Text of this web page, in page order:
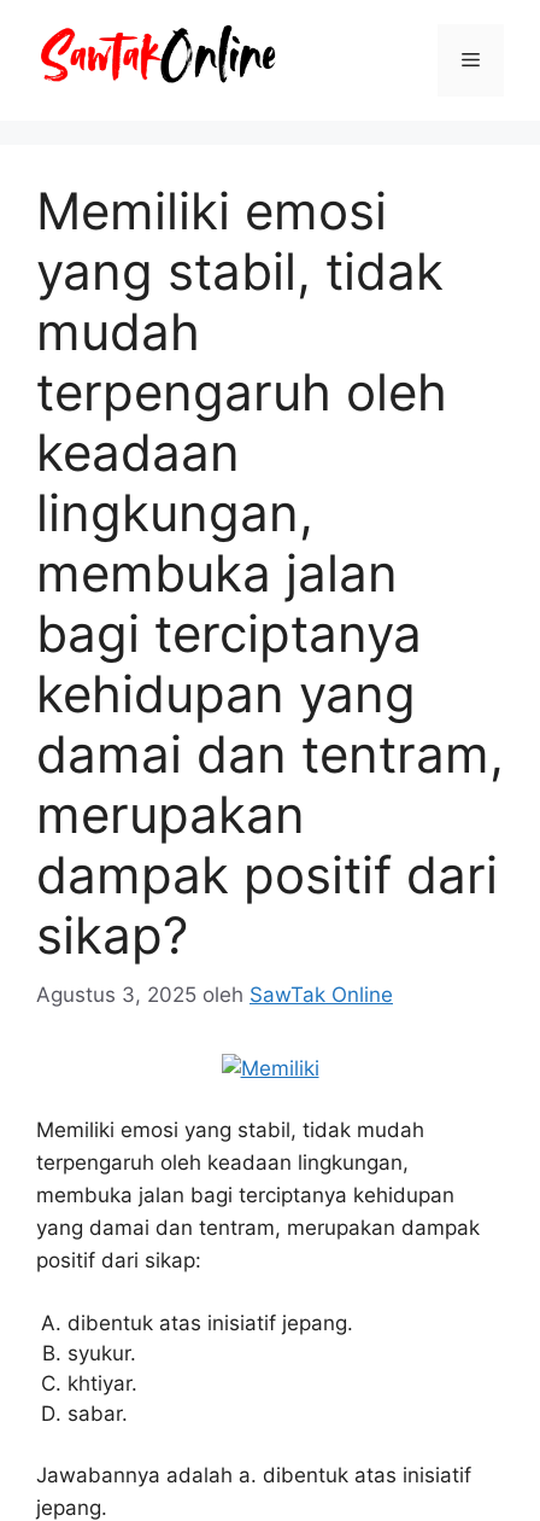
Menu
Memiliki emosi
yang stabil, tidak
mudah
terpengaruh oleh
keadaan
lingkungan,
membuka jalan
bagi terciptanya
kehidupan yang
damai dan tentram,
merupakan
dampak positif dari
sikap?
Agustus 3, 2025 oleh SawTak Online
Memiliki emosi yang stabil, tidak mudah
terpengaruh oleh keadaan lingkungan,
membuka jalan bagi terciptanya kehidupan
yang damai dan tentram, merupakan dampak
positif dari sikap:
dibentuk atas inisiatif jepang.
syukur.
khtiyar.
sabar.
Jawabannya adalah a. dibentuk atas inisiatif
jepang.